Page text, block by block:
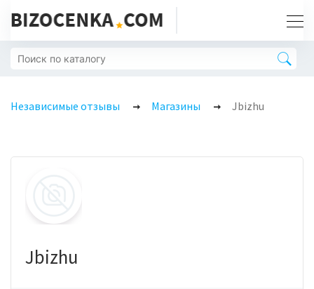
Независимые отзывы Магазины Jbizhu
Jbizhu